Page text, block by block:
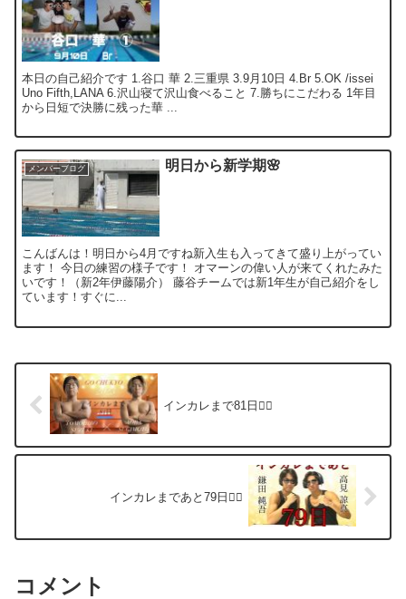
本日の自己紹介です 1.谷口 華 2.三重県 3.9月10日 4.Br 5.OK /issei
Uno Fifth,LANA 6.沢山寝て沢山食べること 7.勝ちにこだわる 1年目
から日短で決勝に残った華 ...
メンバーブログ 明日から新学期🌸
こんばんは！明日から4月ですね新入生も入ってきて盛り上がってい
ます！ 今日の練習の様子です！ オマーンの偉い人が来てくれたみた
いです！（新2年伊藤陽介） 藤谷チームでは新1年生が自己紹介をし
ています！すぐに...
インカレまで81日❤️‍🔥
インカレまであと79日❤️‍🔥
コメント